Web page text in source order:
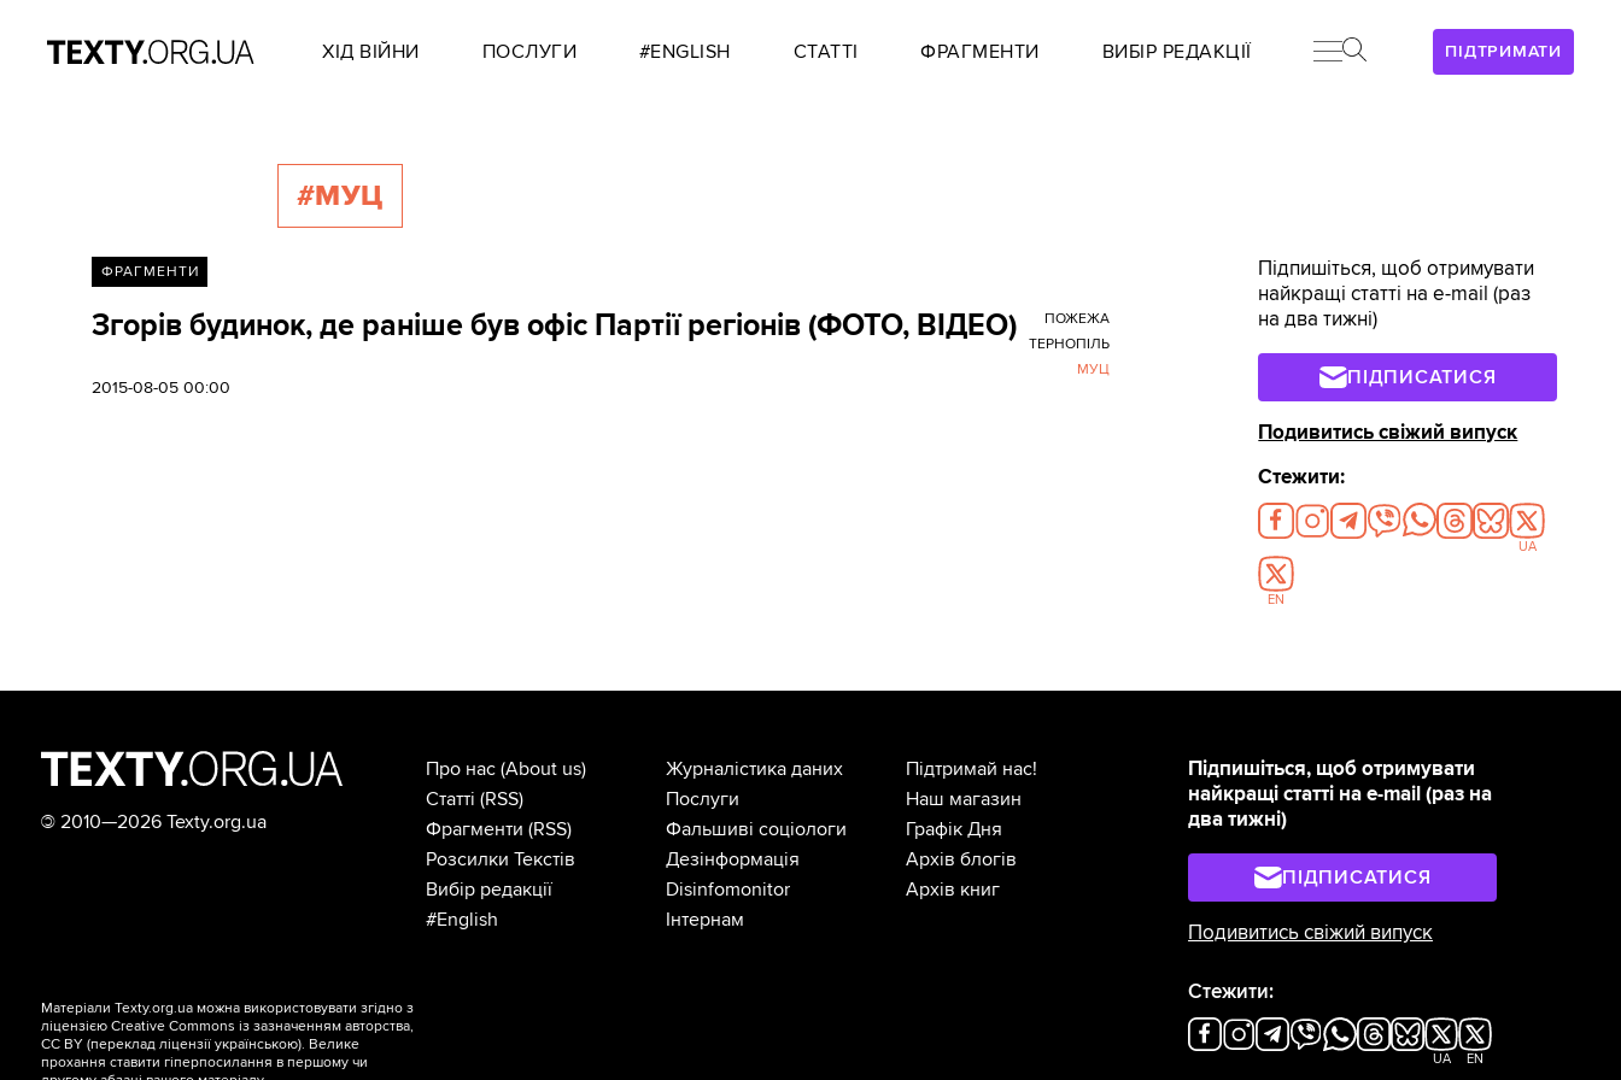
ПІДТРИМАТИ
ХІД ВІЙНИ ПОСЛУГИ #ENGLISH СТАТТІ ФРАГМЕНТИ ВИБІР РЕДАКЦІЇ
#МУЦ
ФРАГМЕНТИ
Згорів будинок, де раніше був офіс Партії регіонів (ФОТО, ВІДЕО)
2015-08-05 00:00
ПОЖЕЖА
ТЕРНОПІЛЬ
МУЦ
Підпишіться, щоб отримувати
найкращі статті на e-mail (раз
на два тижні)
ПІДПИСАТИСЯ
Подивитись свіжий випуск
Стежити:
UA
EN
© 2010—2026 Texty.org.ua
Підпишіться, щоб отримувати
найкращі статті на e-mail (раз на
два тижні)
ПІДПИСАТИСЯ
Подивитись свіжий випуск
Стежити:
UA EN
Про нас (About us)
Статті (RSS)
Фрагменти (RSS)
Розсилки Текстів
Вибір редакції
#English
Журналістика даних
Послуги
Фальшиві соціологи
Дезінформація
Disinfomonitor
Інтернам
Підтримай нас!
Наш магазин
Графік Дня
Архів блогів
Архів книг
Матеріали Texty.org.ua можна використовувати згідно з
ліцензієюCreative Commons із зазначенням авторства,
CC BY (переклад ліцензіїукраїнською). Велике
прохання ставити гіперпосилання в першому чи